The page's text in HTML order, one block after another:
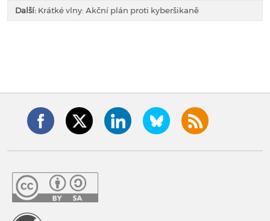
Další: Krátké vlny: Akční plán proti kyberšikaně